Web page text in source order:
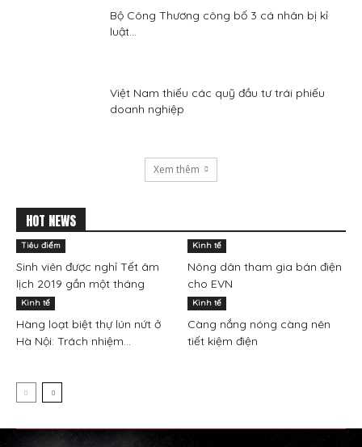
Bộ Công Thương công bố 3 cá nhân bị kỉ
luật...
Việt Nam thiếu các quỹ đầu tư trái phiếu
doanh nghiệp​
Xem thêm
HOT NEWS
Tiêu điểm
Sinh viên được nghỉ Tết âm
lịch 2019 gần một tháng
Kinh tế
Nông dân tham gia bán điện
cho EVN
Kinh tế
Hàng loạt biệt thự lún nứt ở
Hà Nội: Trách nhiệm...
Kinh tế
Càng nắng nóng càng nên
tiết kiệm điện